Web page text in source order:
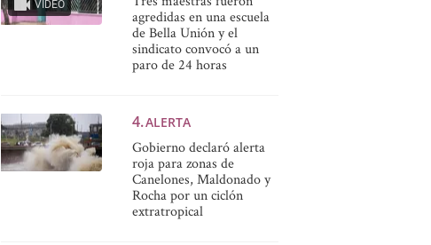
VIDEO
agredidas en una escuela
de Bella Unión y el
sindicato convocó a un
paro de 24 horas
ALERTA
Gobierno declaró alerta
roja para zonas de
Canelones, Maldonado y
Rocha por un ciclón
extratropical